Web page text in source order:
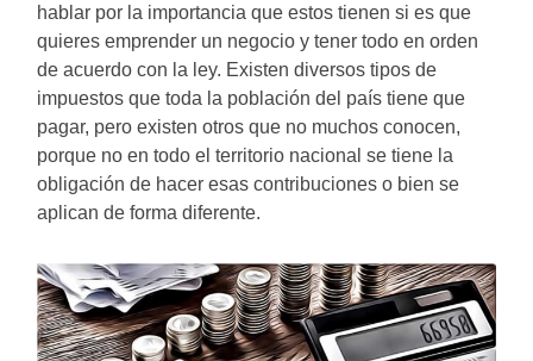
hablar por la importancia que estos tienen si es que
quieres emprender un negocio y tener todo en orden
de acuerdo con la ley. Existen diversos tipos de
impuestos que toda la población del país tiene que
pagar, pero existen otros que no muchos conocen,
porque no en todo el territorio nacional se tiene la
obligación de hacer esas contribuciones o bien se
aplican de forma diferente.